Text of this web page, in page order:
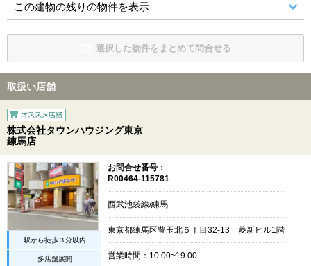
この建物の残りの物件を表示
選択した物件をまとめて問合せる
取扱い店舗
株式会社タウンハウジング東京
練馬店
駅から徒歩３分以内
多店舗展開
お問合せ番号：
R00464-115781
西武池袋線/練馬
東京都練馬区豊玉北５丁目32-13 菱新ビル1階
営業時間：10:00~19:00